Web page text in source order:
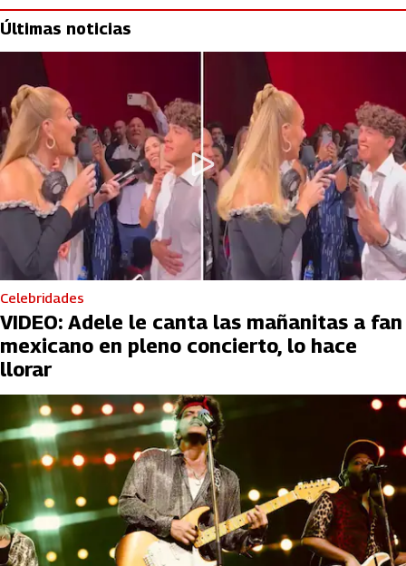
Últimas noticias
Celebridades
VIDEO: Adele le canta las mañanitas a fan
mexicano en pleno concierto, lo hace
llorar